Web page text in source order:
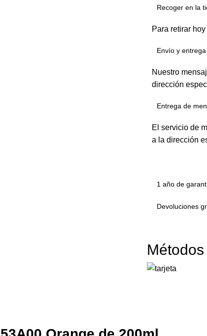
Recoger en la
Para retirar hoy
Envío y entrega
Nuestro
dirección
Entrega de
El servicio de
a la dirección
1 año de
Devoluciones